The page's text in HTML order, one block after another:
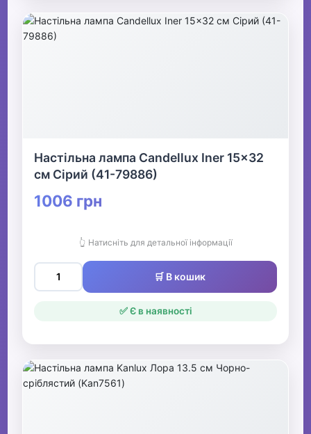
Настільна лампа Candellux Iner 15x32
см Сірий (41-79886)
1006 грн
👆 Натисніть для детальної інформації
🛒 В кошик
✅ Є в наявності